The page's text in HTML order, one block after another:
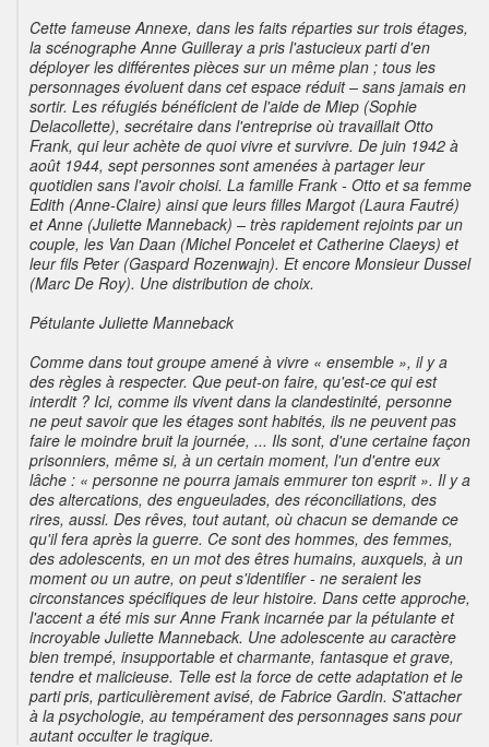
Cette fameuse Annexe, dans les faits réparties sur trois étages,
la scénographe Anne Guilleray a pris l'astucieux parti d'en
déployer les différentes pièces sur un même plan ; tous les
personnages évoluent dans cet espace réduit – sans jamais en
sortir. Les réfugiés bénéficient de l'aide de Miep (Sophie
Delacollette), secrétaire dans l'entreprise où travaillait Otto
Frank, qui leur achète de quoi vivre et survivre. De juin 1942 à
août 1944, sept personnes sont amenées à partager leur
quotidien sans l'avoir choisi. La famille Frank - Otto et sa femme
Edith (Anne-Claire) ainsi que leurs filles Margot (Laura Fautré)
et Anne (Juliette Manneback) – très rapidement rejoints par un
couple, les Van Daan (Michel Poncelet et Catherine Claeys) et
leur fils Peter (Gaspard Rozenwajn). Et encore Monsieur Dussel
(Marc De Roy). Une distribution de choix.
Pétulante Juliette Manneback
Comme dans tout groupe amené à vivre « ensemble », il y a
des règles à respecter. Que peut-on faire, qu'est-ce qui est
interdit ? Ici, comme ils vivent dans la clandestinité, personne
ne peut savoir que les étages sont habités, ils ne peuvent pas
faire le moindre bruit la journée, ... Ils sont, d'une certaine façon
prisonniers, même si, à un certain moment, l'un d'entre eux
lâche : « personne ne pourra jamais emmurer ton esprit ». Il y a
des altercations, des engueulades, des réconciliations, des
rires, aussi. Des rêves, tout autant, où chacun se demande ce
qu'il fera après la guerre. Ce sont des hommes, des femmes,
des adolescents, en un mot des êtres humains, auxquels, à un
moment ou un autre, on peut s'identifier - ne seraient les
circonstances spécifiques de leur histoire. Dans cette approche,
l'accent a été mis sur Anne Frank incarnée par la pétulante et
incroyable Juliette Manneback. Une adolescente au caractère
bien trempé, insupportable et charmante, fantasque et grave,
tendre et malicieuse. Telle est la force de cette adaptation et le
parti pris, particulièrement avisé, de Fabrice Gardin. S'attacher
à la psychologie, au tempérament des personnages sans pour
autant occulter le tragique.